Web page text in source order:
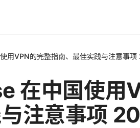
用VPN的完整指南、最佳实践与注意事
在中国使用
注意事项